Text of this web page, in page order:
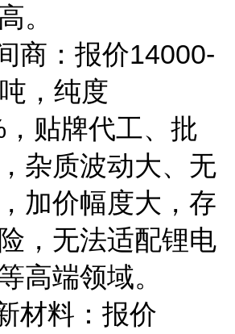
。
商：报价14000-
，纯度
，贴牌代工、批
杂质波动大、无
加价幅度大，存
，无法适配锂电
高端领域。
材料：报价